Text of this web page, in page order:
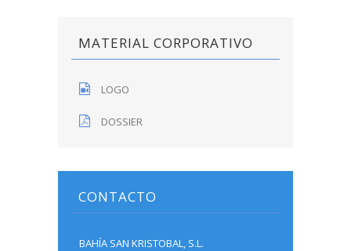
MATERIAL CORPORATIVO
LOGO
DOSSIER
CONTACTO
BAHÍA SAN KRISTOBAL, S.L.